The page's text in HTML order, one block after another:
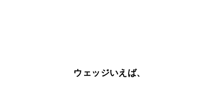
ウェッジいえば、